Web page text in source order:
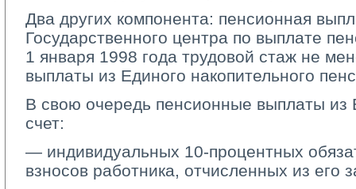
Два других компонента: пенсионная
Государственного центра по выплате
1 января 1998 года трудовой стаж не
выплаты из Единого накопительного
В свою очередь пенсионные выплаты
счет:
— индивидуальных 10-процентных
взносов работника, отчисленных из его